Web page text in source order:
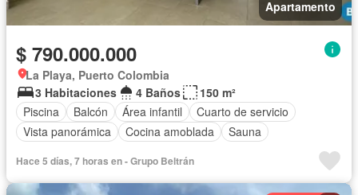
Apartamento
$ 790.000.000
La Playa, Puerto Colombia
3 Habitaciones
4 Baños
150 m²
Piscina
Balcón Área infantil
Cuarto de servicio
Vista panorámica
Cocina amoblada Sauna
Hace 5 días, 7 horas en - Grupo Beltrán